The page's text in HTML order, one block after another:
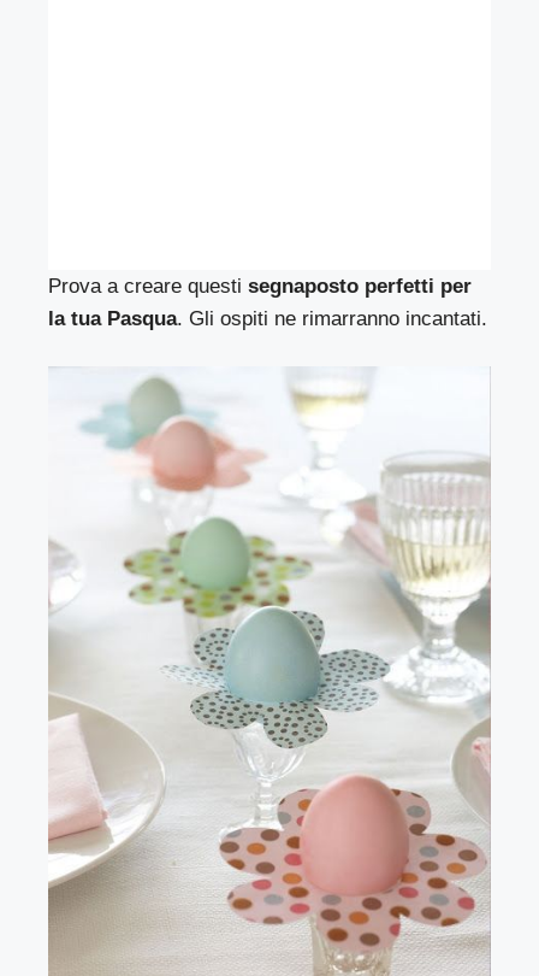
Prova a creare questi segnaposto perfetti per
la tua Pasqua. Gli ospiti ne rimarranno incantati.